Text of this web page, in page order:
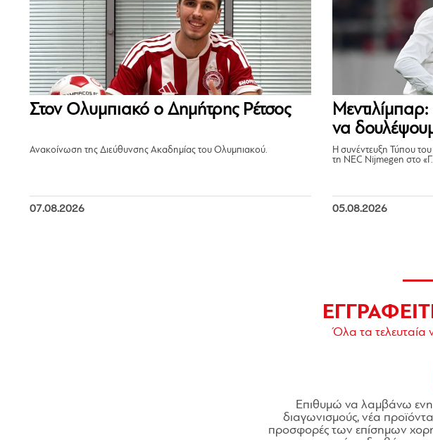
Στον Ολυμπιακό ο Δημήτρης Ρέτσος
Ανακοίνωση της Διεύθυνσης Ακαδημίας του Ολυμπιακού.
07.08.2026
να
Η συνέντευξη Τύπου
τη NEC Nijmegen στο
05.08.2026
Όλα τα τελευταία
Επιθυμώ να λαμβάνω
διαγωνισμούς, νέα προϊόντα
προσφορές των επίσημων